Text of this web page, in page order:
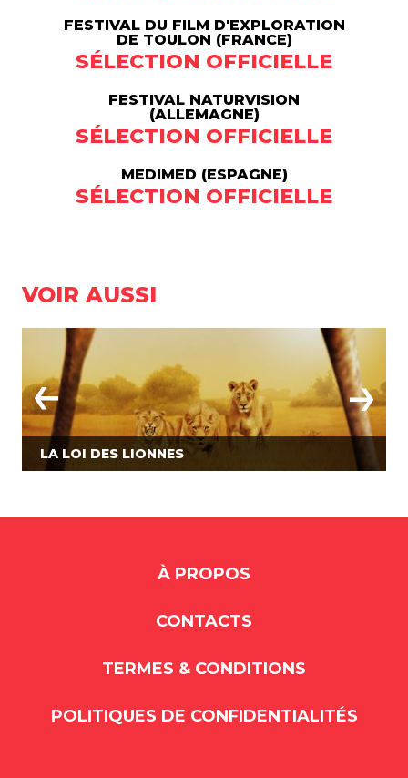
FESTIVAL DU FILM D'EXPLORATION
DE TOULON (FRANCE)
SÉLECTION OFFICIELLE
FESTIVAL NATURVISION
(ALLEMAGNE)
SÉLECTION OFFICIELLE
MEDIMED (ESPAGNE)
SÉLECTION OFFICIELLE
VOIR AUSSI
LA LOI DES LIONNES
À PROPOS
CONTACTS
TERMES & CONDITIONS
POLITIQUES DE CONFIDENTIALITÉS